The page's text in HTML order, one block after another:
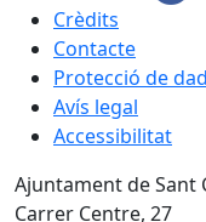
Crèdits
Contacte
Protecció de
Avís legal
Accessibilitat
Ajuntament de Sant
Carrer Centre, 27